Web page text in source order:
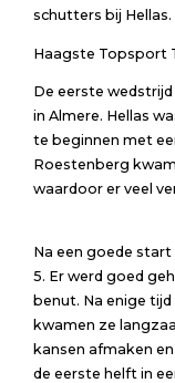
schutters bij Hellas.
Haagste Topsport
De eerste
in Almere. Hellas
te beginnen met
Roestenberg
waardoor er veel
Na een goede
5. Er werd goed
benut. Na enige
kwamen ze
kansen afmaken
de eerste helft in